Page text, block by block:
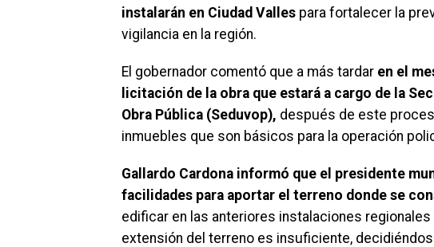
instalarán en Ciudad Valles para fortalecer la
vigilancia en la región.
El gobernador comentó que a más tardar en el
licitación de la obra que estará a cargo de la
Obra Pública (Seduvop), después de este
inmuebles que son básicos para la operación
Gallardo Cardona informó que el presidente
facilidades para aportar el terreno donde se
edificar en las anteriores instalaciones regionales
extensión del terreno es insuficiente,